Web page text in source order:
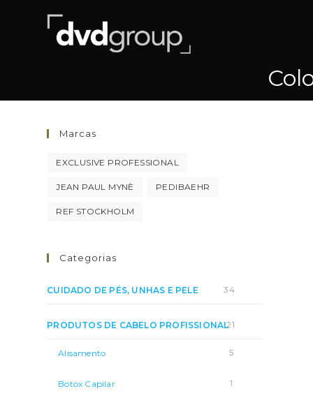
Marcas
EXCLUSIVE PROFESSIONAL
JEAN PAUL MYNÈ PEDIBAEHR
REF STOCKHOLM
Categorias
CUIDADO DE PÉS, UNHAS E PELE 34
PRODUTOS DE CABELO PROFISSIONAL21
Alisamento 5
Botox Capilar 1